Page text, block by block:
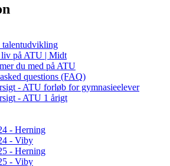
talentudvikling
liv på ATU | Midt
du med på ATU
questions (FAQ)
- ATU forløb for gymnasieelever
- ATU 1 årigt
- Herning
- Viby
- Herning
- Viby